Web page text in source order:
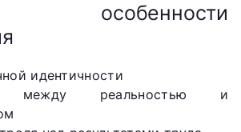
особенности
идентичности
между реальностью и